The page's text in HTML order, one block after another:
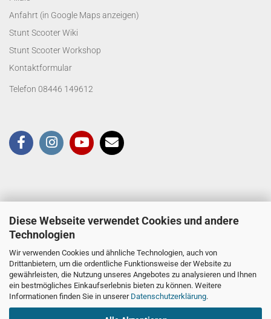
Diese Webseite verwendet Cookies und andere
Technologien
Wir verwenden Cookies und ähnliche Technologien, auch von
Drittanbietern, um die ordentliche Funktionsweise der Website zu
gewährleisten, die Nutzung unseres Angebotes zu analysieren und Ihnen
ein bestmögliches Einkaufserlebnis bieten zu können. Weitere
Informationen finden Sie in unserer Datenschutzerklärung.
Anfahrt (in Google Maps anzeigen)
Stunt Scooter Wiki
Stunt Scooter Workshop
Kontaktformular
Telefon 08446 149612